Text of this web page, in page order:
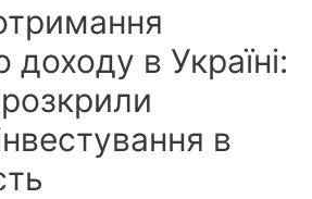
доходу в Україні:
в